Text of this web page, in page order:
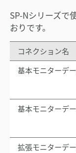
SP-Nシリーズで
おりです。
コネクション名
基本モニターデ
基本モニターデ
拡張モニターデ